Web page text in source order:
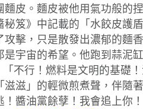
皮。麵皮被他用氣功般
笈》中記載的「水餃皮
擊，只是散發出濃郁的
宇宙的希望。他跑到蒜
不行！燃料是文明的基礎
滋」的輕微煎煮聲，伴
醬油黨餘孽！我會追上